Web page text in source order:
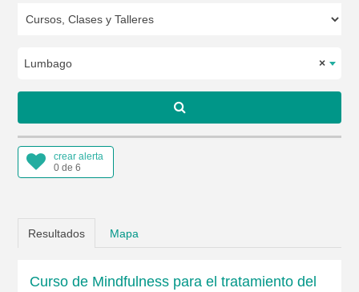
×
Lumbago
crear alerta
0 de 6
Resultados Mapa
Curso de Mindfulness para el tratamiento del